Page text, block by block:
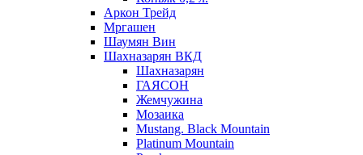
Аркон Трейд
Мргашен
Шаумян Вин
Шахназарян ВКД
Шахназарян
ГАЯСОН
Жемчужина
Мозаика
Mustang. Black Mountain
Platinum Mountain